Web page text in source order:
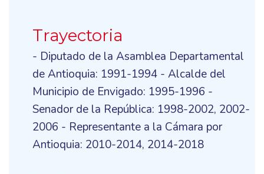
Trayectoria
- Diputado de la Asamblea Departamental
de Antioquia: 1991-1994 - Alcalde del
Municipio de Envigado: 1995-1996 -
Senador de la República: 1998-2002, 2002-
2006 - Representante a la Cámara por
Antioquia: 2010-2014, 2014-2018